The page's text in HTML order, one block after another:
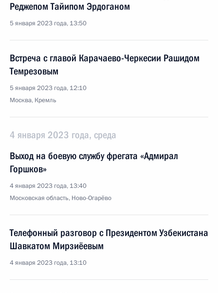
Реджепом Тайипом Эрдоганом
5 января 2023 года, 13:50
Встреча с главой Карачаево-Черкесии Рашидом
Темрезовым
5 января 2023 года, 12:10
Москва, Кремль
4 января 2023 года, среда
Выход на боевую службу фрегата «Адмирал
Горшков»
4 января 2023 года, 13:40
Московская область, Ново-Огарёво
Телефонный разговор с Президентом Узбекистана
Шавкатом Мирзиёевым
4 января 2023 года, 13:10